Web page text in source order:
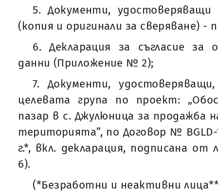
5. Документи,
(копия и оригинали за сверяване) -
6. Декларация за съгласие за
данни (Приложение № 2);
7. Документи,
целевата група по проект:
пазар в с. Джулюница за продажба
територията”, по Договор № BGLD-
г.*, вкл. декларация, подписана
6).
(*Безработни и неактивни